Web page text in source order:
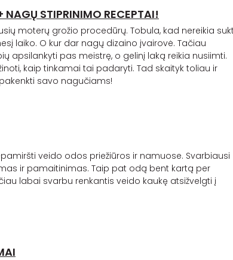
STIPRINIMO RECEPTAI!
moterų grožio procedūrų. Tobula, kad nereikia
laiko. O kur dar nagų dizaino įvairovė. Tačiau
apsilankyti pas meistrę, o gelinį laką reikia nusiimti.
kaip tinkamai tai padaryti. Tad skaityk toliau ir
savo nagučiams!
veido odos priežiūros ir namuose. Svarbiausi
ir pamaitinimas. Taip pat odą bent kartą per
labai svarbu renkantis veido kaukę atsižvelgti į